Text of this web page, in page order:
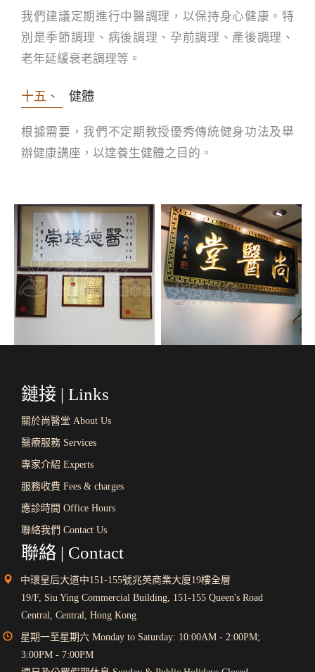
我們建議定期進行中醫調理，以保持身心健康。特
別是季節調理、病後調理、孕前調理、產後調理、
老年延緩衰老調理等。
十五、 健體
根據需要，我們不定期教授優秀傳統健身功法及舉
辦健康講座，以達養生健體之目的。
鏈接 | Links
關於尚醫堂 About Us
醫療服務 Services
專家介紹 Experts
服務收費 Fees & charges
應診時間 Office Hours
聯絡我們 Contact Us
聯絡 | Contact
中環皇后大道中151-155號兆英商業大廈19樓全層
19/F, Siu Ying Commercial Building, 151-155 Queen's Road
Central, Central, Hong Kong
星期一至星期六 Monday to Saturday: 10:00AM - 2:00PM;
3:00PM - 7:00PM